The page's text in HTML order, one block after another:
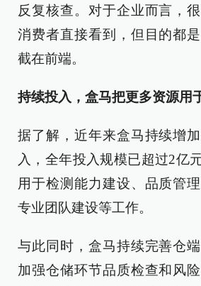
反复核查。对于企业而言，
消费者直接看到，但目的都
截在前端。
持续投入，盒马把更多资源用
据了解，近年来盒马持续增
入，全年投入规模已超过2亿
用于检测能力建设、品质管
专业团队建设等工作。
与此同时，盒马持续完善仓
加强仓储环节品质检查和风险